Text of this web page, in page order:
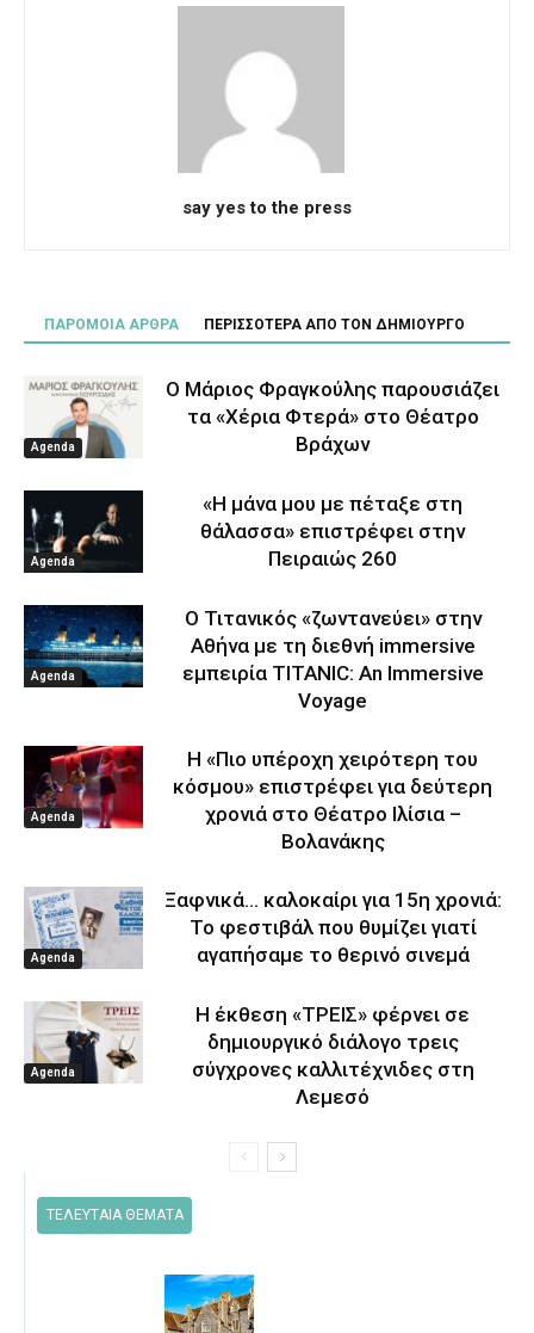
say yes to the press
ΠΑΡΟΜΟΙΑ ΑΡΘΡΑ ΠΕΡΙΣΣΟΤΕΡΑ ΑΠΟ ΤΟΝ ΔΗΜΙΟΥΡΓΟ
Agenda
Ο Μάριος Φραγκούλης παρουσιάζει
τα «Χέρια Φτερά» στο Θέατρο
Βράχων
Agenda
«Η μάνα μου με πέταξε στη
θάλασσα» επιστρέφει στην
Πειραιώς 260
Agenda
Ο Τιτανικός «ζωντανεύει» στην
Αθήνα με τη διεθνή immersive
εμπειρία TITANIC: An Immersive
Voyage
Agenda
Η «Πιο υπέροχη χειρότερη του
κόσμου» επιστρέφει για δεύτερη
χρονιά στο Θέατρο Ιλίσια –
Βολανάκης
Agenda
Ξαφνικά… καλοκαίρι για 15η χρονιά:
Το φεστιβάλ που θυμίζει γιατί
αγαπήσαμε το θερινό σινεμά
Agenda
Η έκθεση «ΤΡΕΙΣ» φέρνει σε
δημιουργικό διάλογο τρεις
σύγχρονες καλλιτέχνιδες στη
Λεμεσό
ΤΕΛΕΥΤΑΙΑ ΘΕΜΑΤΑ